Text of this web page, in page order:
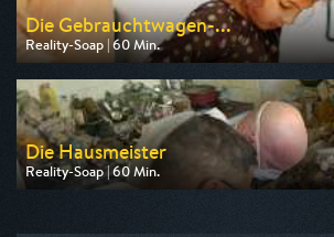
Die Gebrauchtwagen-...
Reality-Soap | 60 Min.
Ausgestrahlt von DMAX
am 10.08.2026, 20:15
Die Hausmeister
Reality-Soap | 60 Min.
Ausgestrahlt von DMAX